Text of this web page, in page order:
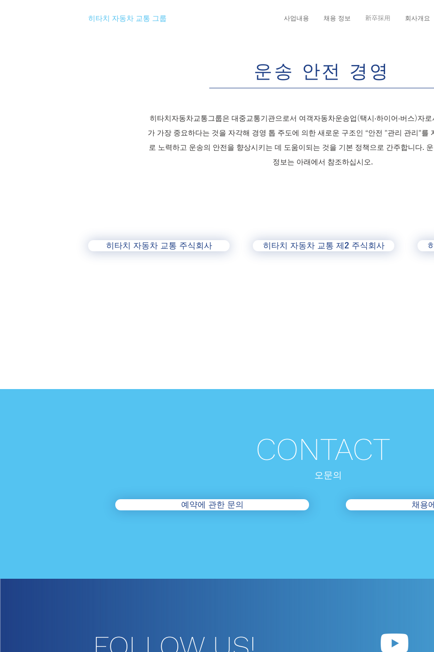
히타치 자동차 교통 그룹 사업내용 채용 정보 新卒採用 회사개요
운송 안전 경영
히타치자동차교통그룹은 대중교통기관으로서 여객자동차운송업(택시·하이어·버스)자
가 가장 중요하다는 것을 자각해 경영 톱 주도에 의한 새로운 구조인 “안전 "관리 관리"를
로 노력하고 운송의 안전을 향상시키는 데 도움이되는 것을 기본 정책으로 간주합니다.
정보는 아래에서 참조하십시오.
히타치 자동차 교통 주식회사 히타치 자동차 교통 제2 주식회사
CONTACT
오​문의
예약에 관한 문의 채용